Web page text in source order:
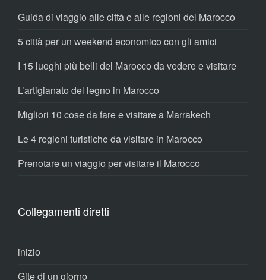
Guida di viaggio alle città e alle regioni del Marocco
5 città per un weekend economico con gli amici
I 15 luoghi più belli del Marocco da vedere e visitare
L’artigianato del legno in Marocco
Migliori 10 cose da fare e visitare a Marrakech
Le 4 regioni turistiche da visitare in Marocco
Prenotare un viaggio per visitare il Marocco
Collegamenti diretti
inizio
Gite di un giorno